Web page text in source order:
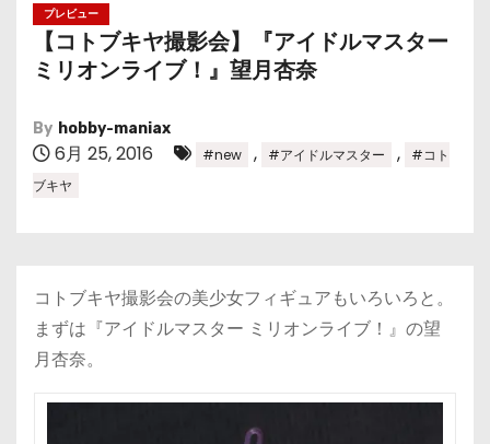
プレビュー
【コトブキヤ撮影会】『アイドルマスター
ミリオンライブ！』望月杏奈
By hobby-maniax
6月 25, 2016 #new , #アイドルマスター ,
#コト
ブキヤ
コトブキヤ撮影会の美少女フィギュアもいろいろと。
まずは『アイドルマスター ミリオンライブ！』の望
月杏奈。